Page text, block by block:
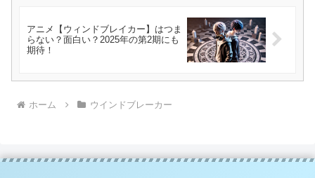
アニメ【ウィンドブレイカー】はつま
らない？面白い？2025年の第2期にも
期待！
ホーム ウインドブレーカー